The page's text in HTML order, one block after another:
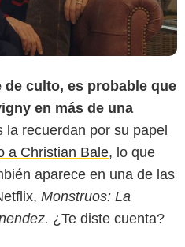
culto, es probable que
en más de una
la recuerdan por su papel
a Christian Bale, lo que
aparece en una de las
Monstruos: La
¿Te diste cuenta?